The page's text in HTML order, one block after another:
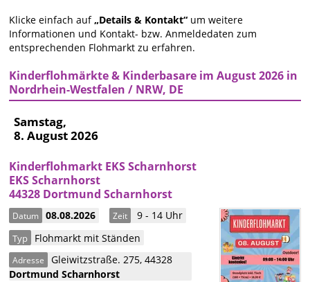
Klicke einfach auf„Details & Kontakt“ um weitere
Informationen und Kontakt- bzw. Anmeldedaten zum
entsprechenden Flohmarkt zu erfahren.
Kinderflohmärkte & Kinderbasare im August 2026 in
Nordrhein-Westfalen / NRW, DE
Samstag,
8. August 2026
Kinderflohmarkt EKS Scharnhorst
EKS Scharnhorst
44328 Dortmund Scharnhorst
Datum 08.08.2026 Zeit 9 - 14 Uhr
Typ Flohmarkt mit Ständen
Adresse Gleiwitzstraße. 275,44328
DortmundScharnhorst